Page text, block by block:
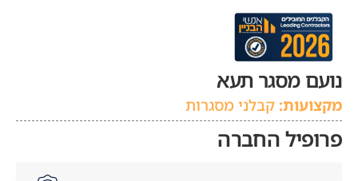
נועם מסגר תעא
מקצועות: קבלני מסגרות
פרופיל החברה